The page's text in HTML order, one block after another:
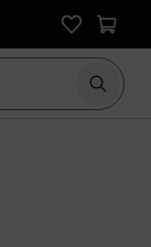
clients